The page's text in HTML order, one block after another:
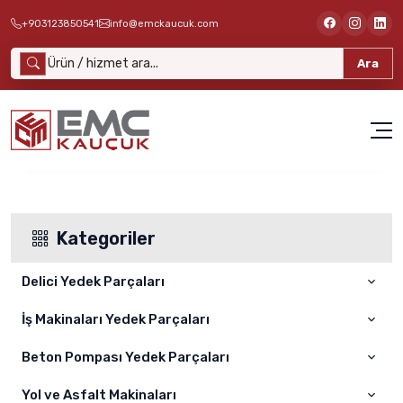
+903123850541 info@emckaucuk.com
Ara
Kategoriler
Delici Yedek Parçaları
ATLAS COPCO
SANDVİK
FURUKAWA
İş Makinaları Yedek Parçaları
Cat
Komatsu
Beton Pompası Yedek Parçaları
CIFA
Yol ve Asfalt Makinaları